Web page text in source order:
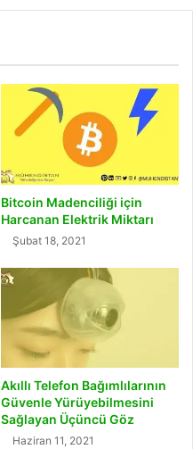
Bitcoin Madenciliği için
Harcanan Elektrik Miktarı
Şubat 18, 2021
Akıllı Telefon Bağımlılarının
Güvenle Yürüyebilmesini
Sağlayan Üçüncü Göz
Haziran 11, 2021